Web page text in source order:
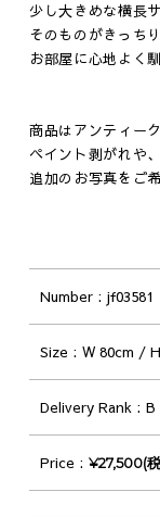
少し大きめな横長
そのものがきっち
お部屋に心地よく
商品はアンティー
ペイント剥がれや
追加のお写真をご
Number jf03581
Size W 80cm /
Delivery Rank B
Price ¥27,500(